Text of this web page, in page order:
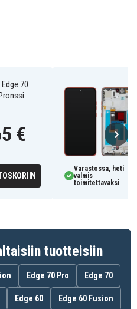
Varaosa
70
€
Varastossa, heti
valmis
toimitettavaksi
tuotteisiin
Edge 70 Pro Edge 70
Edge 60 Edge 60 Fusion